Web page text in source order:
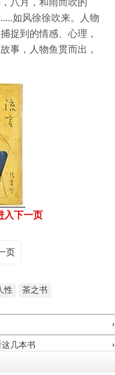
如风徐徐吹来。人物
捉到的情感、心理，
事，人物鱼贯而出，
入下一页
页
性 茶之书
›
几本书 ›